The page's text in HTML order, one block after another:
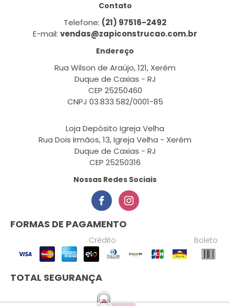
Contato
Telefone: (21) 97516-2492
E-mail: vendas@zapiconstrucao.com.br
Endereço
Rua Wilson de Araújo, 121, Xerém
Duque de Caxias - RJ
CEP 25250460
CNPJ 03.833.582/0001-85
Loja Depósito Igreja Velha
Rua Dois Irmãos, 13, Igreja Velha - Xerém
Duque de Caxias - RJ
CEP 25250316
Nossas Redes Sociais
FORMAS DE PAGAMENTO
Crédito Boleto
TOTAL SEGURANÇA